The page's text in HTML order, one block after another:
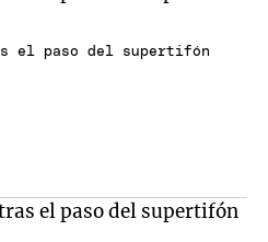
el paso del supertifón